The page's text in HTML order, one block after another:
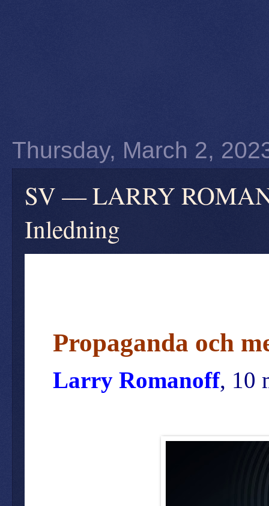
Thursday, March 2,
SV — LARRY
Inledning
Propaganda och
Larry Romanoff, 10